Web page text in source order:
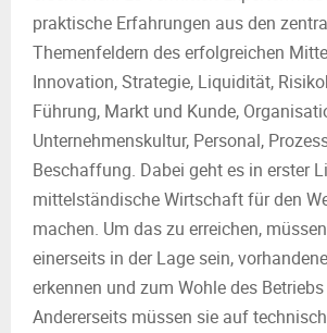
praktische Erfahrungen aus den
Themenfeldern des erfolgreichen
Innovation, Strategie, Liquidität,
Führung, Markt und Kunde,
Unternehmenskultur, Personal,
Beschaffung. Dabei geht es in erster
mittelständische Wirtschaft für den
machen. Um das zu erreichen,
einerseits in der Lage sein,
erkennen und zum Wohle des
Andererseits müssen sie auf